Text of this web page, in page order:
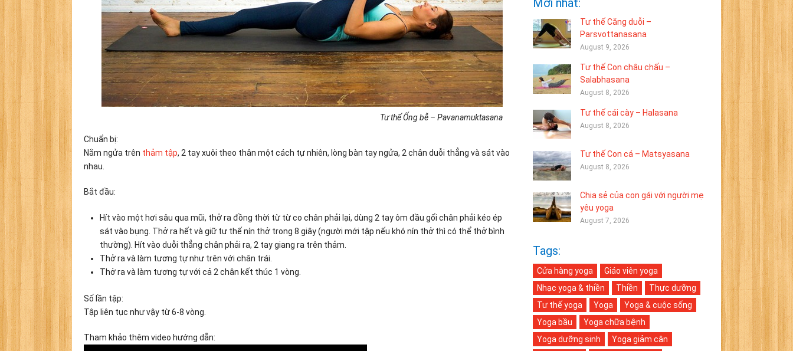
Tư thế Ống bễ – Pavanamuktasana
Chuẩn bị:
Nằm ngửa trên thảm tập, 2 tay xuôi theo thân một cách tự nhiên, lòng bàn tay ngửa, 2 chân duỗi thẳng và sát vào
nhau.
Bắt đầu:
Hít vào một hơi sâu qua mũi, thở ra đồng thời từ từ co chân phải lại, dùng 2 tay ôm đầu gối chân phải kéo ép
sát vào bụng. Thở ra hết và giữ tư thế nín thở trong 8 giây (người mới tập nếu khó nín thở thì có thể thở bình
thường). Hít vào duỗi thẳng chân phải ra, 2 tay giang ra trên thảm.
Thở ra và làm tương tự như trên với chân trái.
Thở ra và làm tương tự với cả 2 chân kết thúc 1 vòng.
Số lần tập:
Tập liên tục như vậy từ 6-8 vòng.
Tham khảo thêm video hướng dẫn:
Mới nhất:
Tư thế Căng duỗi –
Parsvottanasana
August 9, 2026
Tư thế Con châu chấu –
Salabhasana
August 8, 2026
Tư thế cái cày – Halasana
August 8, 2026
Tư thế Con cá – Matsyasana
August 8, 2026
Chia sẻ của con gái với người mẹ
yêu yoga
August 7, 2026
Tags:
Cửa hàng yoga
Giáo viên yoga
Nhạc yoga & thiền
Thiền
Thực dưỡng
Tư thế yoga
Yoga
Yoga & cuộc sống
Yoga bầu
Yoga chữa bệnh
Yoga dưỡng sinh
Yoga giảm cân